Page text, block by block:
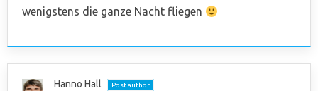
wenigstens die ganze Nacht fliegen
Hanno Hall
Post author